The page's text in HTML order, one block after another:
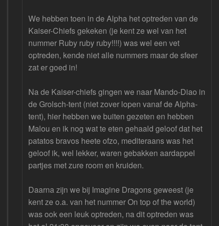
We hebben toen in de Alpha het optreden van de
Kaiser-Chiefs gekeken (je kent ze wel van het
nummer Ruby ruby ruby!!!!) was wel een vet
optreden, kende niet alle nummers maar de sfeer
zat er goed in!
Na de Kaiser-chiefs gingen we naar Mando-Diao in
de Grolsch-tent (niet zover lopen vanaf de Alpha-
tent), hier hebben we buiten gezeten en hebben
Malou en ik nog wat te eten gehaald geloof dat het
patatos bravos heete ofzo, mediteraans was het
geloof ik, wel lekker, waren gebakken aardappel
partjes met zure room en kruiden.
Daarna zijn we bij Imagine Dragons geweest (je
kent ze o.a. van het nummer On top of the world)
was ook een leuk optreden, na dit optreden was